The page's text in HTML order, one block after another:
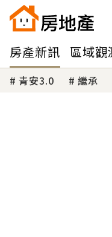
房產新訊 區域觀
青安3.0 繼承